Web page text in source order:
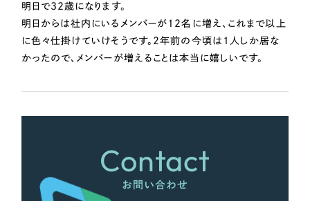
お客様インタビュー
明日で32歳になります。
明日からは社内にいるメンバーが12名に増え、これまで以上
に色々仕掛けていけそうです。2年前の今頃は1人しか居な
かったので、メンバーが増えることは本当に嬉しいです。
Contact
お問い合わせ